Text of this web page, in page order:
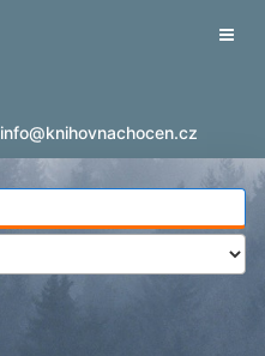
info@knihovnachocen.cz